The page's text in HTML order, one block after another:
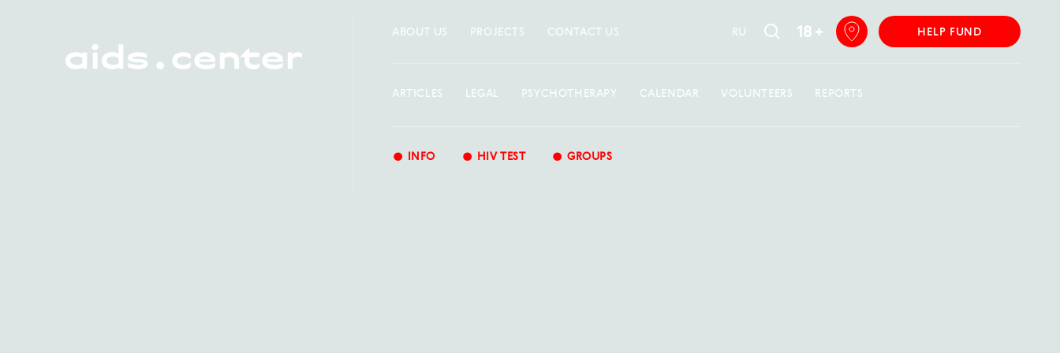
ABOUT US PROJECTS CONTACT US
ARTICLES LEGAL PSYCHOTHERAPY CALENDAR VOLUNTEERS REPORTS
• INFO • HIV TEST • GROUPS
RU 18 + HELP FUND